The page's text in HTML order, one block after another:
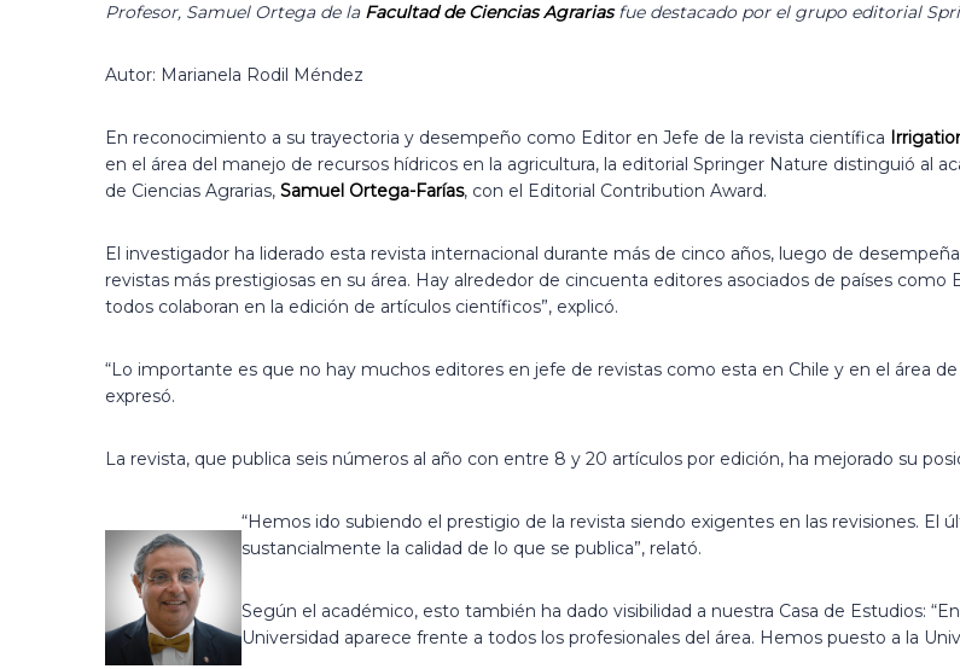
Profesor, Samuel Ortega de la Facultad de Ciencias Agrariasfue destacado por el grupo editorial
Autor: Marianela Rodil Méndez
En reconocimiento a su trayectoria y desempeño como Editor en Jefe de la revista científica
en el área del manejo de recursos hídricos en la agricultura, la editorial Springer Nature distinguió al
de Ciencias Agrarias, Samuel Ortega-Farías, con el Editorial Contribution Award.
El investigador ha liderado esta revista internacional durante más de cinco años, luego de
revistas más prestigiosas en su área. Hay alrededor de cincuenta editores asociados de países como
todos colaboran en la edición de artículos científicos”, explicó.
“Lo importante es que no hay muchos editores en jefe de revistas como esta en Chile y en el área
expresó.
La revista, que publica seis números al año con entre 8 y 20 artículos por edición, ha mejorado su
“Hemos ido subiendo el prestigio de la revista siendo exigentes en las revisiones. El
sustancialmente la calidad de lo que se publica”, relató.
Según el académico, esto también ha dado visibilidad a nuestra Casa de Estudios:
Universidad aparece frente a todos los profesionales del área. Hemos puesto a la